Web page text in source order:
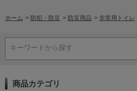
ホーム > 防犯・防災 > 防災用品 > 非常用トイレ
キーワードから探す
商品カテゴリ